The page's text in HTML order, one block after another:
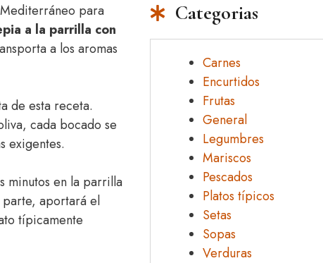
para
a la parrilla con
a los aromas
de esta receta.
cada bocado se
exigentes.
minutos en la parrilla
parte, aportará el
típicamente
Categorias
Carnes
Encurtidos
Frutas
General
Legumbres
Mariscos
Pescados
Platos típicos
Setas
Sopas
Verduras